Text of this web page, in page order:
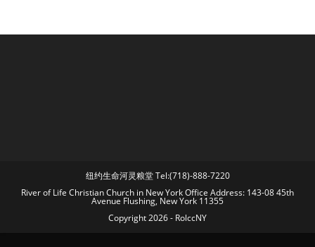
纽约生命河灵粮堂 Tel:(718)-888-7220
River of Life Christian Church in New York Office Address: 143-08 45th
Avenue Flushing, New York 11355
Copyright 2026 - RolccNY